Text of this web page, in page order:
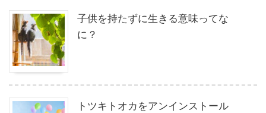
子供を持たずに生きる意味ってな
に？
トツキトオカをアンインストール